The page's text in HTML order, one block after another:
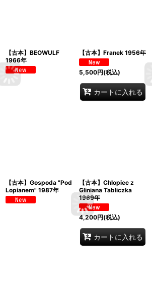
【古本】BEOWULF
1966年
【古本】Franek 1956年
5,500円(税込)
カートに入れる
【古本】Gospoda "Pod
Lopianem" 1987年
【古本】Chlopiec z
Gliniana Tabliczka
1969年
4,200円(税込)
カートに入れる